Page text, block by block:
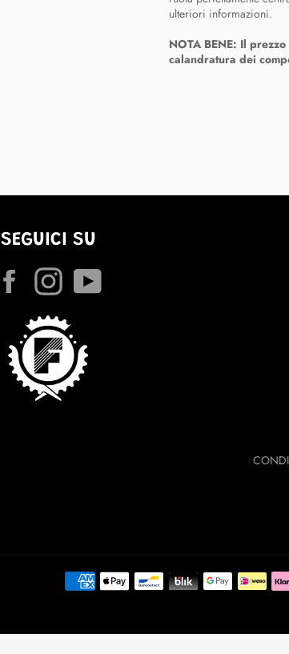
ulteriori informazioni.
NOTA BENE: Il
calandratura dei
SEGUICI SU
Facebook Instagram